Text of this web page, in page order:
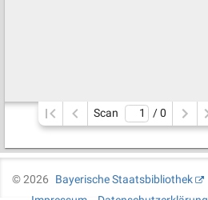
Scan / 0
©2026
Bayerische Staatsbibliothek